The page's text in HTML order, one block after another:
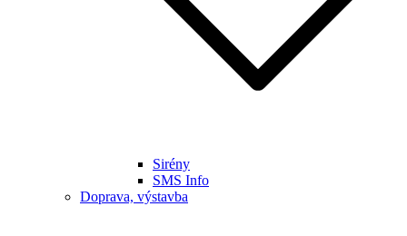
Sirény
SMS Info
Doprava, výstavba